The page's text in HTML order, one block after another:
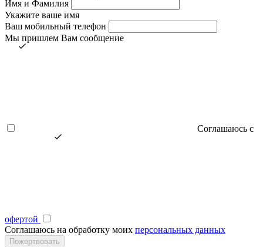
Имя и Фамилия
Укажите ваше имя
Ваш мобильный телефон
Мы пришлем Вам сообщение
Соглашаюсь с
офертой
Соглашаюсь на обработку моих персональных данных